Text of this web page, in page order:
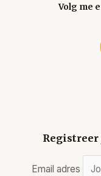
Volg me
Email adres